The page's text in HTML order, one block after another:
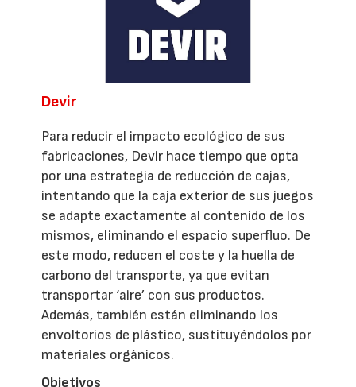
Devir
Para reducir el impacto ecológico de sus
fabricaciones, Devir hace tiempo que opta
por una estrategia de reducción de cajas,
intentando que la caja exterior de sus juegos
se adapte exactamente al contenido de los
mismos, eliminando el espacio superfluo. De
este modo, reducen el coste y la huella de
carbono del transporte, ya que evitan
transportar ‘aire’ con sus productos.
Además, también están eliminando los
envoltorios de plástico, sustituyéndolos por
materiales orgánicos.
Objetivos